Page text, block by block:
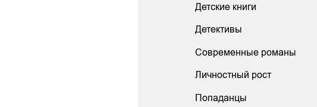
Детские книги
Детективы
Современные романы
Личностный рост
Попаданцы